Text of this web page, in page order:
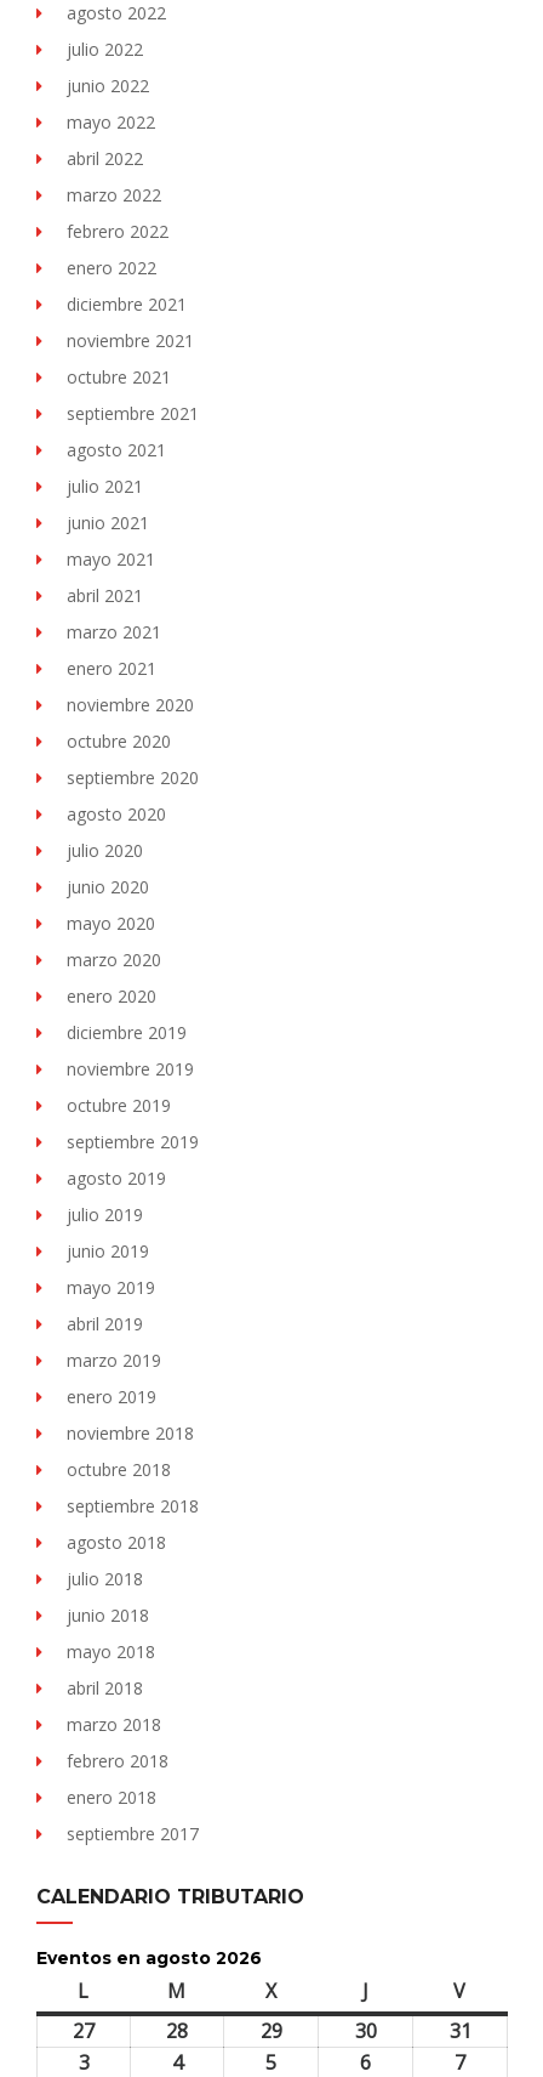
agosto 2022
julio 2022
junio 2022
mayo 2022
abril 2022
marzo 2022
febrero 2022
enero 2022
diciembre 2021
noviembre 2021
octubre 2021
septiembre 2021
agosto 2021
julio 2021
junio 2021
mayo 2021
abril 2021
marzo 2021
enero 2021
noviembre 2020
octubre 2020
septiembre 2020
agosto 2020
julio 2020
junio 2020
mayo 2020
marzo 2020
enero 2020
diciembre 2019
noviembre 2019
octubre 2019
septiembre 2019
agosto 2019
julio 2019
junio 2019
mayo 2019
abril 2019
marzo 2019
enero 2019
noviembre 2018
octubre 2018
septiembre 2018
agosto 2018
julio 2018
junio 2018
mayo 2018
abril 2018
marzo 2018
febrero 2018
enero 2018
septiembre 2017
CALENDARIO TRIBUTARIO
Eventos en agosto 2026
L M Xmiércoles J Vviernes
2727
28 2929
3030
31
33 44 5 6 77